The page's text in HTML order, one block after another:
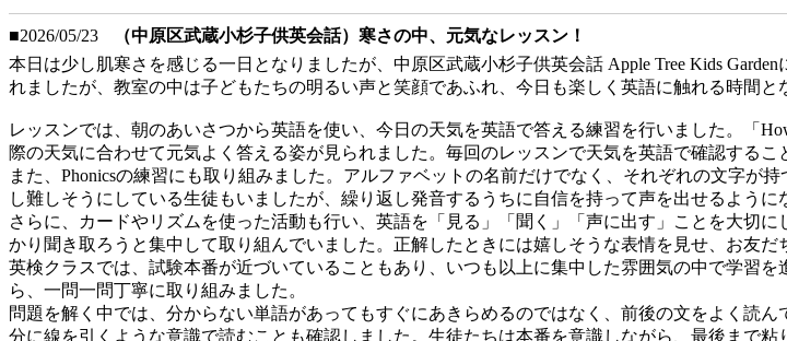
■2026/05/23
（中原区武蔵小杉子供英会話）寒さの中、元気なレッスン！
本日は少し肌寒さを感じる一日となりましたが、中原区武蔵小杉子供英会話 Apple Tree Kids
れましたが、教室の中は子どもたちの明るい声と笑顔であふれ、今日も楽しく英語に触れる時間と
レッスンでは、朝のあいさつから英語を使い、今日の天気を英語で答える練習を行いました。「
際の天気に合わせて元気よく答える姿が見られました。毎回のレッスンで天気を英語で確認する
また、Phonicsの練習にも取り組みました。アルファベットの名前だけでなく、それぞれの文字
し難しそうにしている生徒もいましたが、繰り返し発音するうちに自信を持って声を出せるよう
さらに、カードやリズムを使った活動も行い、英語を「見る」「聞く」「声に出す」ことを大切
かり聞き取ろうと集中して取り組んでいました。正解したときには嬉しそうな表情を見せ、お友だ
英検クラスでは、試験本番が近づいていることもあり、いつも以上に集中した雰囲気の中で学習
ら、一問一問丁寧に取り組みました。
問題を解く中では、分からない単語があってもすぐにあきらめるのではなく、前後の文をよく読
分に線を引くような意識で読むことも確認しました。生徒たちは本番を意識しながら、最後まで粘